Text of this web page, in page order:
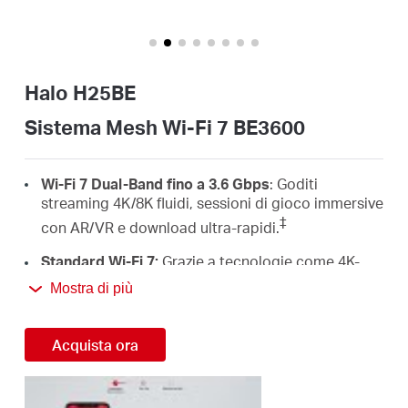
Halo H25BE
Sistema Mesh Wi-Fi 7 BE3600
Wi-Fi 7 Dual-Band fino a 3.6 Gbps: Goditi
streaming 4K/8K fluidi, sessioni di gioco immersive
con AR/VR e download ultra-rapidi.‡
Standard Wi-Fi 7: Grazie a tecnologie come 4K-
QAM, MLO, Multi-RU e molto altro, il tuo network è
in grado di offrire esperienze di connessione
Roaming senza interruzioni per un'esperienza di
rete fluida:Niente più improvvise cadute di
segnale o ritardi del Wi-Fi mentre cammini per
Mostra di più
Acquista ora